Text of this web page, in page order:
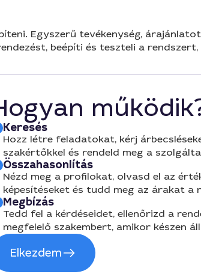
Egyszerű tevékenység,
beépíti és teszteli a
Keresés
Hozz létre feladatokat, kérj
szakértőkkel és rendeld meg a
Összahasonlítás
Nézd meg a profilokat, olvasd el az
képesítéseket és tudd meg az árakat a
Megbízás
Tedd fel a kérdéseidet, ellenőrizd a
megfelelő szakembert, amikor készen
Elkezdem